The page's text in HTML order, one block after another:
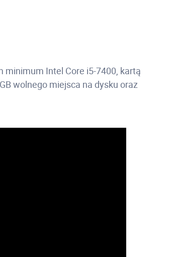
minimum Intel Core i5-7400, kartą
wolnego miejsca na dysku oraz